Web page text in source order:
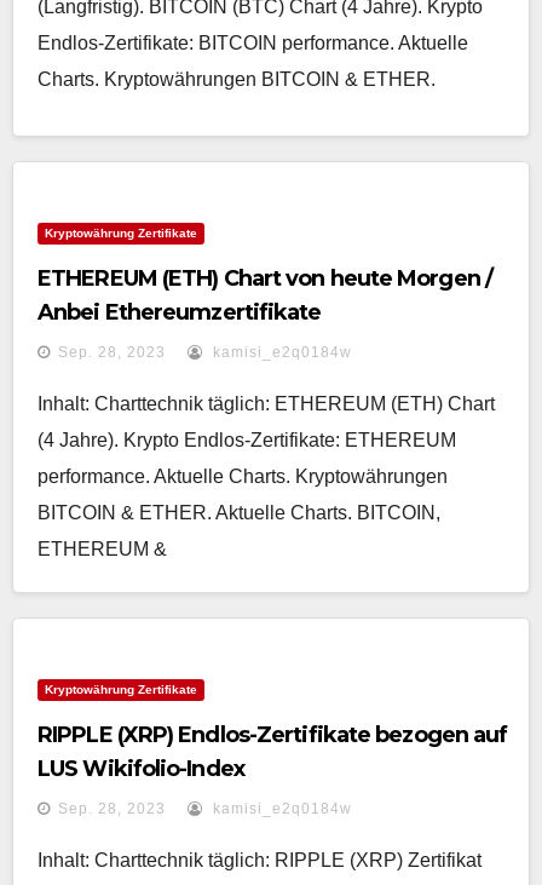
(Langfristig). BITCOIN (BTC) Chart (4 Jahre). Krypto
Endlos-Zertifikate: BITCOIN performance. Aktuelle
Charts. Kryptowährungen BITCOIN & ETHER.
Kryptowährung Zertifikate
ETHEREUM (ETH) Chart von heute Morgen /
Anbei Ethereumzertifikate
Sep. 28, 2023 kamisi_e2q0184w
Inhalt: Charttechnik täglich: ETHEREUM (ETH) Chart
(4 Jahre). Krypto Endlos-Zertifikate: ETHEREUM
performance. Aktuelle Charts. Kryptowährungen
BITCOIN & ETHER. Aktuelle Charts. BITCOIN,
ETHEREUM &
Kryptowährung Zertifikate
RIPPLE (XRP) Endlos-Zertifikate bezogen auf
LUS Wikifolio-Index
Sep. 28, 2023 kamisi_e2q0184w
Inhalt: Charttechnik täglich: RIPPLE (XRP) Zertifikat